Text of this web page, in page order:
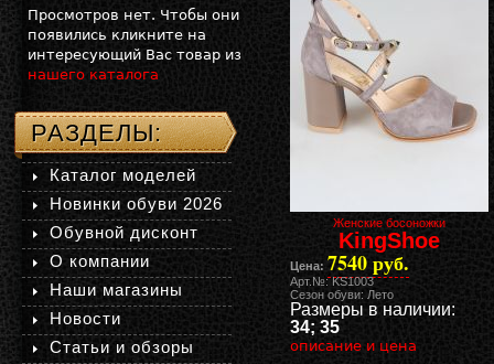
Женские босоножки
KingShoe
Цена: 7540 руб.
Арт.№: KS1003
Сезон обуви: Лето
Размеры в наличии:
34; 35
описание и цена
Просмотров нет. Чтобы они
появились кликните на
интересующий Вас товар из
нашего каталога
РАЗДЕЛЫ:
Каталог моделей
Новинки обуви 2026
Обувной дисконт
О компании
Наши магазины
Новости
Статьи и обзоры